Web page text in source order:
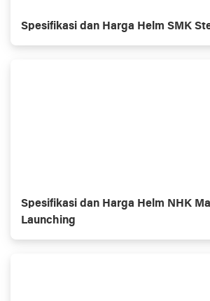
Spesifikasi dan Harga Helm SMK
Spesifikasi dan Harga Helm NHK
Launching